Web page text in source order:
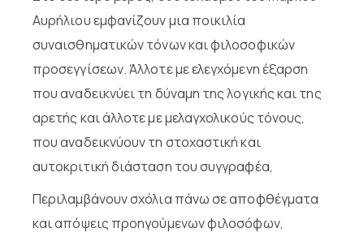
Αυρήλιου εμφανίζουν μια ποικιλία
συναισθηματικών τόνων και φιλοσοφικών
προσεγγίσεων. Άλλοτε με ελεγχόμενη έξαρση
που αναδεικνύει τη δύναμη της λογικής και της
αρετής και άλλοτε με μελαγχολικούς τόνους,
που αναδεικνύουν τη στοχαστική και
αυτοκριτική διάσταση του συγγραφέα,
Περιλαμβάνουν σχόλια πάνω σε αποφθέγματα
και απόψεις προηγούμενων φιλοσόφων,